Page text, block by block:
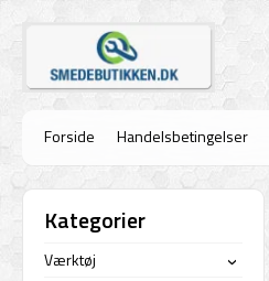
Forside Handelsbetingelser
Kategorier
Værktøj ›